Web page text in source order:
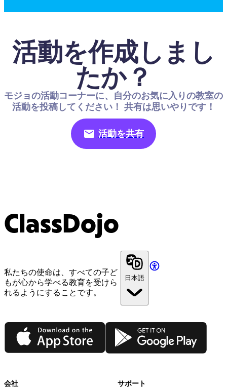
活動を作成しまし
たか？
モジョの活動コーナーに、自分のお気に入りの教室の
活動を投稿してください！ 共有は思いやりです！
活動を共有
ClassDojo
私たちの使命は、すべての子ど
もが心から学べる教育を受けら
れるようにすることです。
日本語
App Store Google Play
会社 サポート